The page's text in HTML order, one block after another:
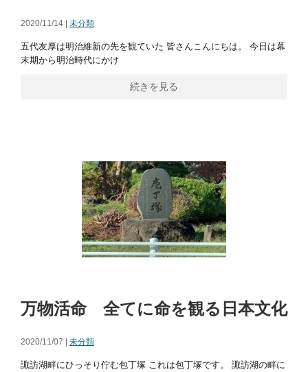
2020/11/14 | 未分類
五代友厚は明治維新の先を観ていた 皆さんこんにちは。 今日は幕
末期から明治時代にかけ
続きを見る
万物活命 全てに命を観る日本文化
2020/11/07 | 未分類
諏訪湖畔にひっそり佇む包丁塚 これは包丁塚です。 諏訪湖の畔に